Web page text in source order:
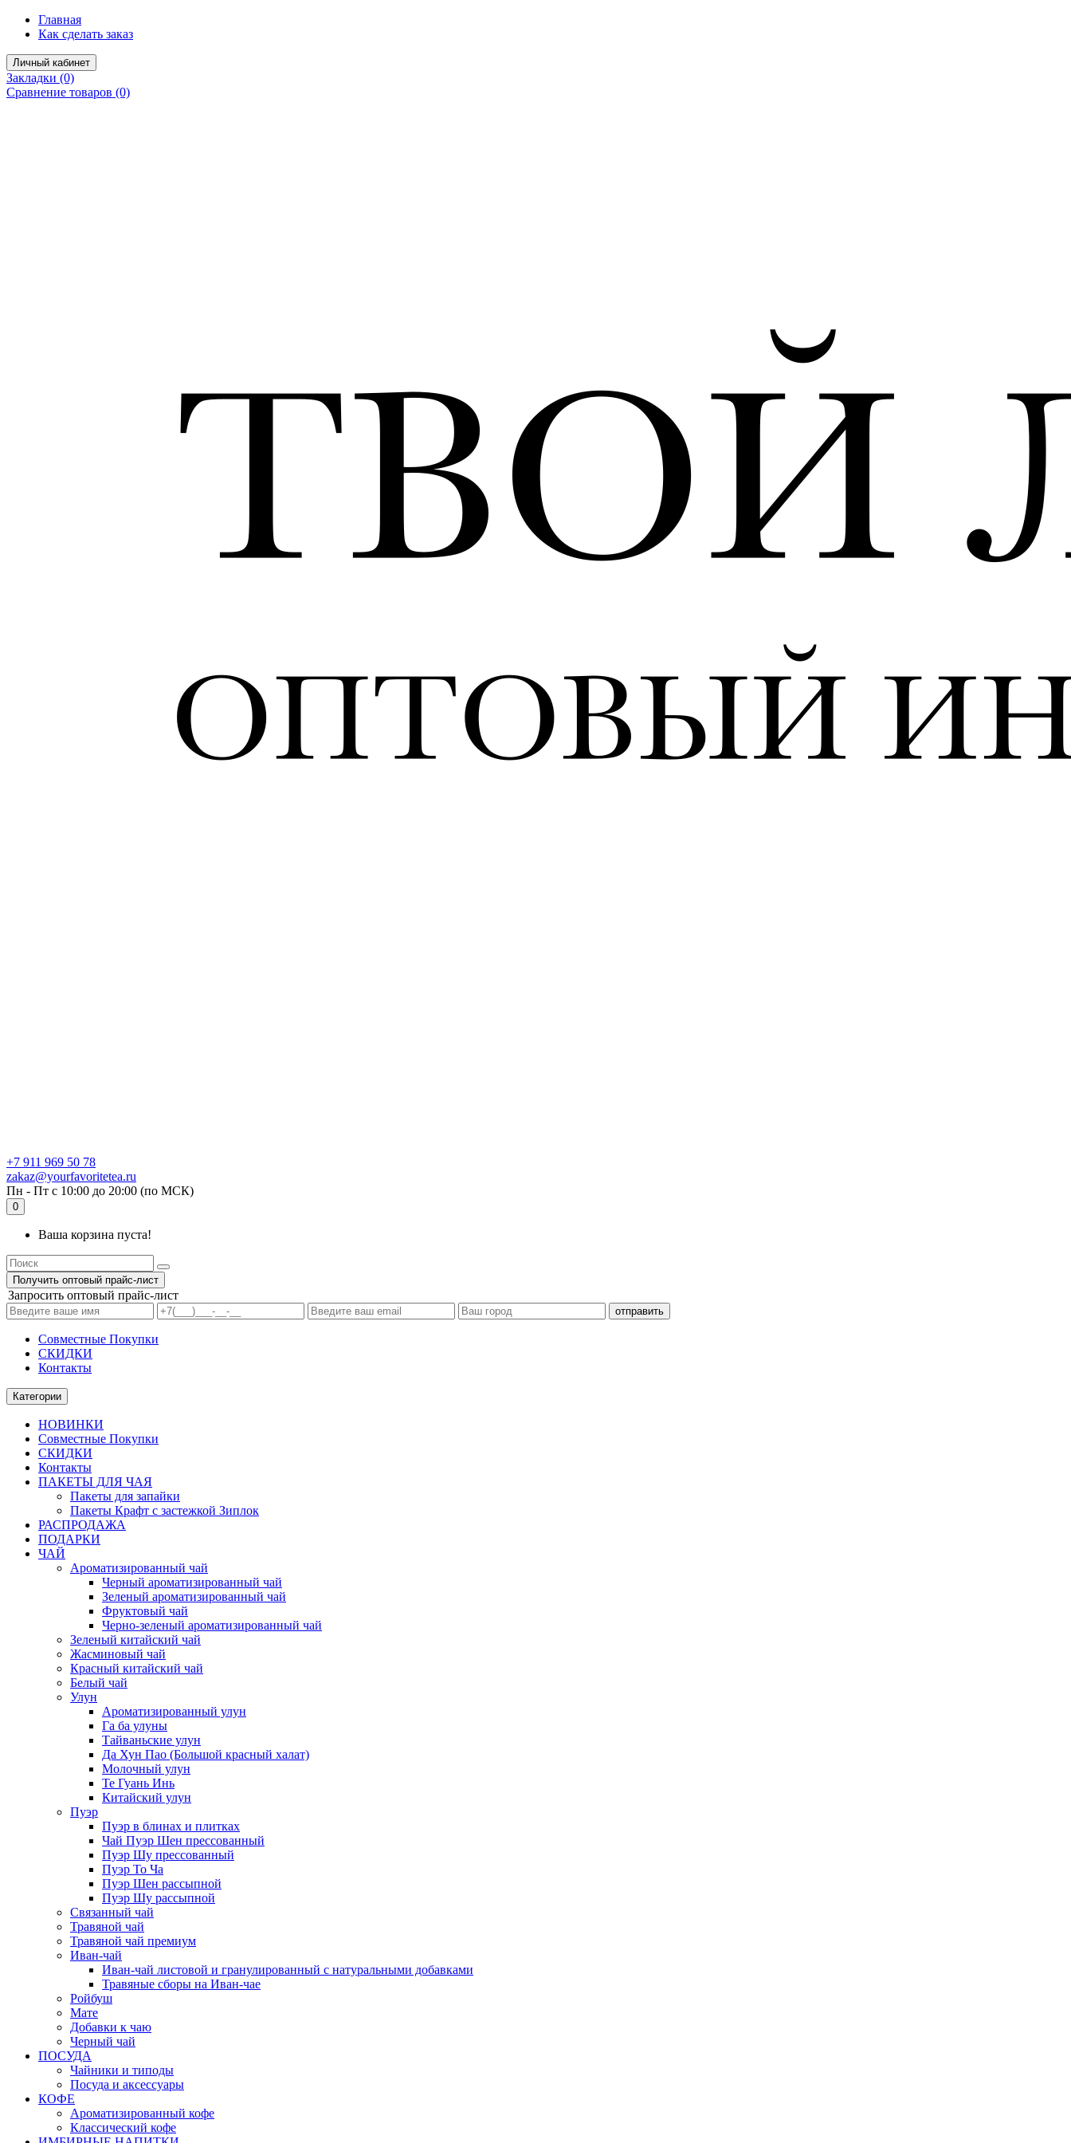
Главная
Как сделать заказ
Личный кабинет
Закладки (0)
Сравнение товаров (0)
+7 911 969 50 78
zakaz@yourfavoritetea.ru
Пн - Пт с 10:00 до 20:00 (по МСК)
0
Ваша корзина пуста!
Получить оптовый прайс-лист
Запросить оптовый прайс-лист
Совместные Покупки
СКИДКИ
Контакты
Категории
НОВИНКИ
Совместные Покупки
СКИДКИ
Контакты
ПАКЕТЫ ДЛЯ ЧАЯ
Пакеты для запайки
Пакеты Крафт с застежкой Зиплок
РАСПРОДАЖА
ПОДАРКИ
ЧАЙ
Ароматизированный чай
Черный ароматизированный чай
Зеленый ароматизированный чай
Фруктовый чай
Черно-зеленый ароматизированный чай
Зеленый китайский чай
Жасминовый чай
Красный китайский чай
Белый чай
Улун
Ароматизированный улун
Га ба улуны
Тайваньские улун
Да Хун Пао (Большой красный халат)
Молочный улун
Те Гуань Инь
Китайский улун
Пуэр
Пуэр в блинах и плитках
Чай Пуэр Шен прессованный
Пуэр Шу прессованный
Пуэр То Ча
Пуэр Шен рассыпной
Пуэр Шу рассыпной
Связанный чай
Травяной чай
Травяной чай премиум
Иван-чай
Иван-чай листовой и гранулированный с натуральными добавками
Травяные сборы на Иван-чае
Ройбуш
Мате
Добавки к чаю
Черный чай
ПОСУДА
Чайники и типоды
Посуда и аксессуары
КОФЕ
Ароматизированный кофе
Классический кофе